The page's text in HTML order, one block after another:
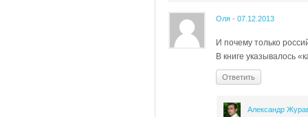
Оля - 07.12.2013
И почему только
В книге указывалось
Ответить
Александр